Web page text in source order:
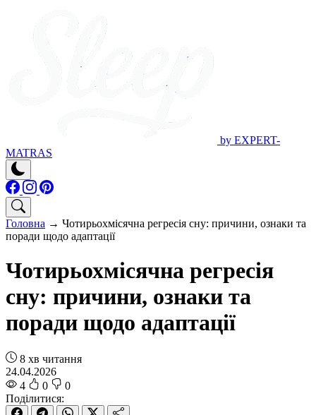
by EXPERT-
MATRAS
Головна → Чотирьохмісячна регресія сну: причини, ознаки та
поради щодо адаптації
Чотирьохмісячна регресія
сну: причини, ознаки та
поради щодо адаптації
8 хв читання
24.04.2026
4
0
0
Поділитися: